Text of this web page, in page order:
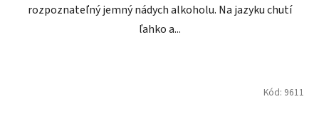
rozpoznateľný jemný nádych alkoholu. Na jazyku chutí
ľahko a...
Kód: 9611